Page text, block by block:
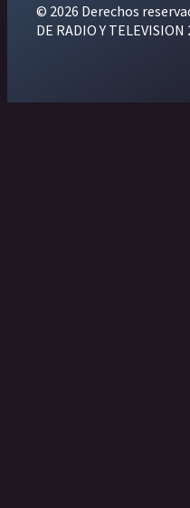
© 2026 Derechos
DE RADIO Y TELEVISION